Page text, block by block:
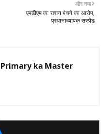
और नया
एमडीएम का राशन बेचने का आरोप,
प्रधानाध्यापक सस्पेंड
Primary ka Master